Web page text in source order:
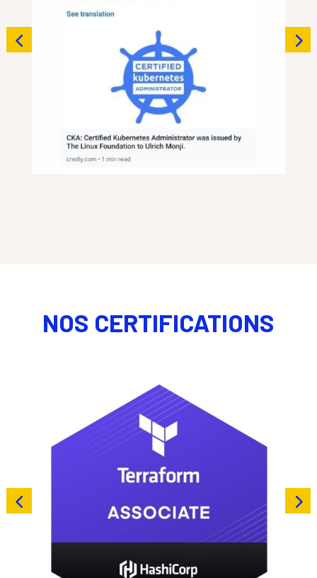
NOS CERTIFICATIONS